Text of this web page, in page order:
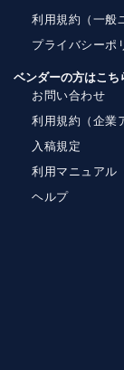
利用規約（一般
プライバシーポ
ベンダーの方はこち
お問い合わせ
利用規約（企業
入稿規定
利用マニュアル
ヘルプ